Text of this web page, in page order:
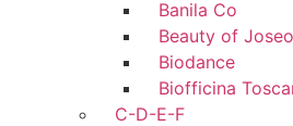
Banila Co
Beauty of
Biodance
Biofficina
C-D-E-F